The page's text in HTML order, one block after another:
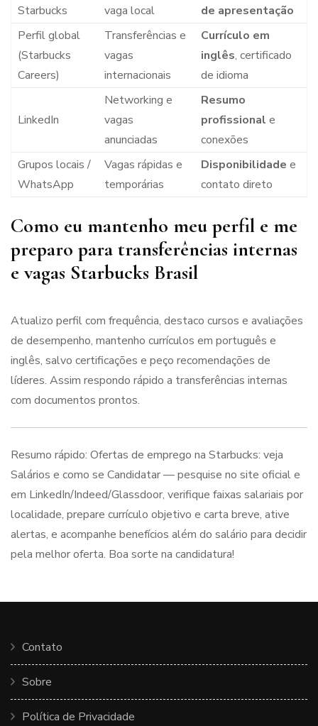
Starbucks
vaga local
de apresentação
Perfil global
(Starbucks
Careers)
Transferências e
vagas
internacionais
Currículo em
inglês, certificado
de idioma
LinkedIn
Networking e
vagas
anunciadas
Resumo
profissional e
conexões
Grupos locais /
WhatsApp
Vagas rápidas e
temporárias
Disponibilidade e
contato direto
Como eu mantenho meu perfil e me
preparo para transferências internas
e vagas Starbucks Brasil
Atualizo perfil com frequência, destaco cursos e avaliações
de desempenho, mantenho currículos em português e
inglês, salvo certificações e peço recomendações de
líderes. Assim respondo rápido a transferências internas
com documentos prontos.
Resumo rápido: Ofertas de emprego na Starbucks: veja
Salários e como se Candidatar — pesquise no site oficial e
em LinkedIn/Indeed/Glassdoor, verifique faixas salariais por
localidade, prepare currículo objetivo e carta breve, ative
alertas, e acompanhe benefícios além do salário para decidir
pela melhor oferta. Boa sorte na candidatura!
Contato
Sobre
Política de Privacidade